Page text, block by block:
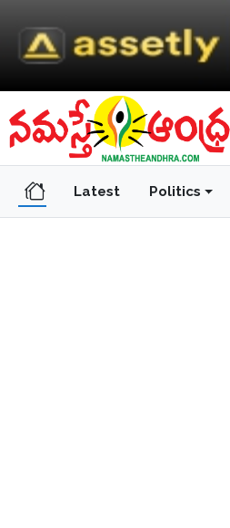
Latest Politics